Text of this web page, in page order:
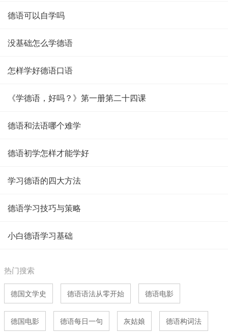
德语可以自学吗
没基础怎么学德语
怎样学好德语口语
《学德语，好吗？》第一册第二十四课
德语和法语哪个难学
德语初学怎样才能学好
学习德语的四大方法
德语学习技巧与策略
小白德语学习基础
热门搜索
德国文学史 德语语法从零开始 德语电影
德国电影 德语每日一句 灰姑娘 德语构词法